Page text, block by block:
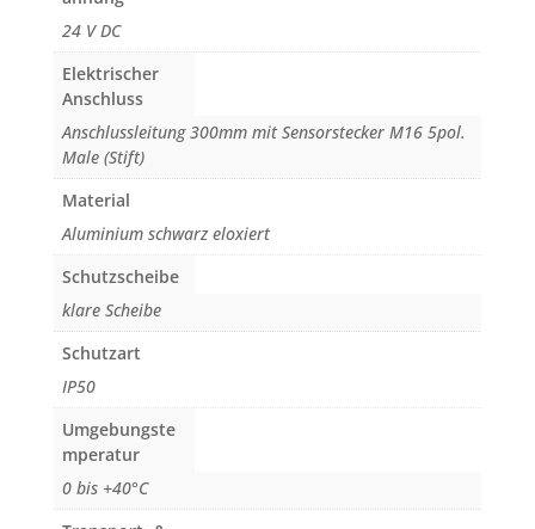
24 V DC
Elektrischer
Anschluss
Anschlussleitung 300mm mit Sensorstecker M16 5pol.
Male (Stift)
Material
Aluminium schwarz eloxiert
Schutzscheibe
klare Scheibe
Schutzart
IP50
Umgebungste
mperatur
0 bis +40°C